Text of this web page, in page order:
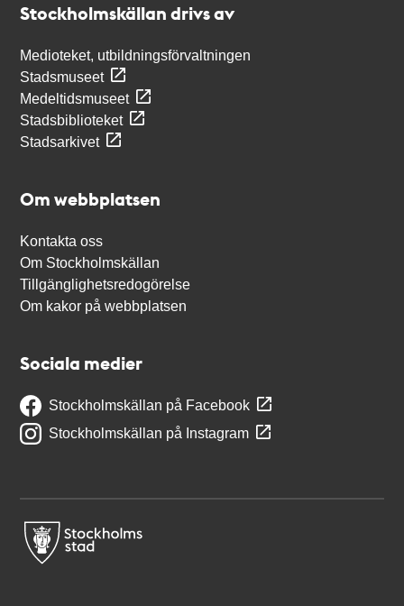
Stockholmskällan drivs av
Medioteket, utbildningsförvaltningen
Stadsmuseet
Medeltidsmuseet
Stadsbiblioteket
Stadsarkivet
Om webbplatsen
Kontakta oss
Om Stockholmskällan
Tillgänglighetsredogörelse
Om kakor på webbplatsen
Sociala medier
Stockholmskällan på Facebook
Stockholmskällan på Instagram